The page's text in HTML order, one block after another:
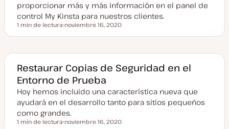
i
z
a
d
proporcionar más y más información en el panel de
control My Kinsta para nuestros clientes.
Tiempo de lectura
1 min de lectura
e
h
a
c
t
u
a
i
z
a
d
noviembre 16, 2020
Restaurar Copias de Seguridad en el
Entorno de Prueba
Hoy hemos incluido una característica nueva que
ayudará en el desarrollo tanto para sitios pequeños
como grandes.
Tiempo de lectura
1 min de lectura noviembre 16, 2020